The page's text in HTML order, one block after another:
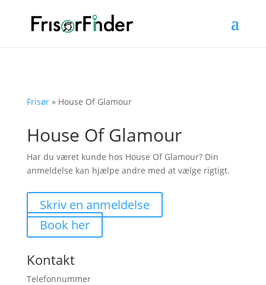
Frisør» House Of Glamour
House Of Glamour
Har du været kunde hos House Of Glamour? Din
anmeldelse kan hjælpe andre med at vælge rigtigt.
Skriv en anmeldelse
Book her
Kontakt
Telefonnummer